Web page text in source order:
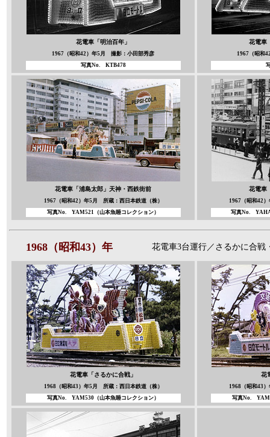
花電車「明治百年」
1967（昭和42）年5月 撮影：小田部秀彦
写真No. KTB478
花電車
1967（昭和
花電車「浦島太郎」 天神・西鉄街前
1967（昭和42）年5月 所蔵：西日本鉄道（株）
写真No. YAM521 （山本魚睡コレクション）
花電車
1967（昭和42
写真No.
1968（昭和43）年 花電車3台運行／さるかに合戦
花電車「さるかに合戦」
1968（昭和43）年5月 所蔵：西日本鉄道（株）
写真No. YAM530 （山本魚睡コレクション）
花
1968（昭和43
写真No.